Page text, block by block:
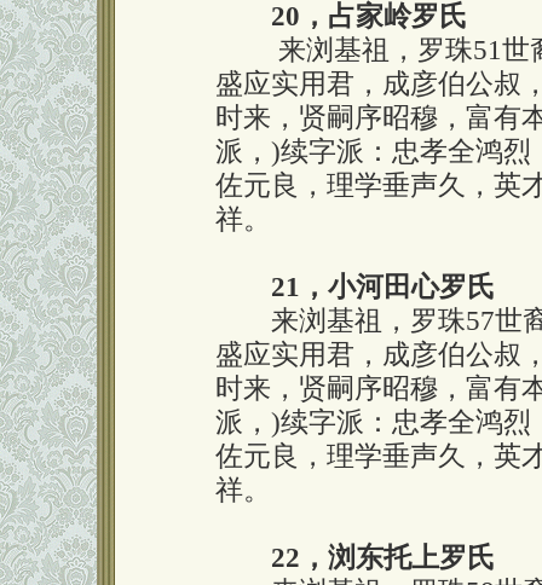
20，占家岭罗氏
来浏基祖，罗珠51世裔
盛应实用君，成彦伯公叔
时来，贤嗣序昭穆，富有
派，)续字派：忠孝全鸿
佐元良，理学垂声久，英
祥。
21，小河田心罗氏
来浏基祖，罗珠57世裔
盛应实用君，成彦伯公叔
时来，贤嗣序昭穆，富有
派，)续字派：忠孝全鸿
佐元良，理学垂声久，英
祥。
22，浏东托上罗氏